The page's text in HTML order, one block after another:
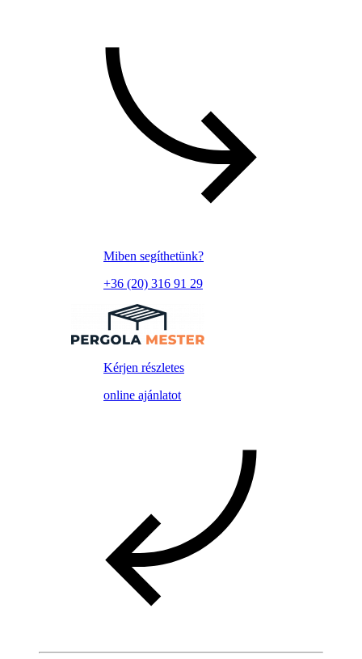
Miben segíthetünk?
+36 (20) 316 91 29
Kérjen részletes
online ajánlatot